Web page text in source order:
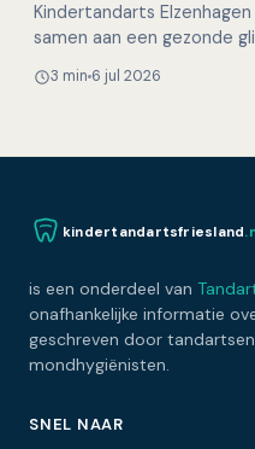
Kindertandarts
samen aan een gezonde
zijn…
3 min 6 jul 2026
kindertandartsfriesland
is een onderdeel van
onafhankelijke informatie
geschreven door
mondhygiënisten.
SNEL NAAR